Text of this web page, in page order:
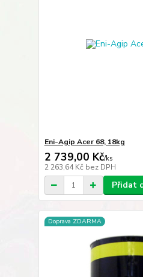
Eni-Agip Acer 68, 18kg
2 739,00 Kč/ks
2 263,64 Kč bez DPH
Přidat
Doprava ZDARMA